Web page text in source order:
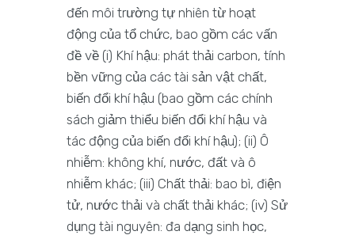
đến môi trường tự nhiên từ hoạt
động của tổ chức, bao gồm các vấn
đề về (i) Khí hậu: phát thải carbon, tính
bền vững của các tài sản vật chất,
biến đổi khí hậu (bao gồm các chính
sách giảm thiểu biến đổi khí hậu và
tác động của biến đổi khí hậu); (ii) Ô
nhiễm: không khí, nước, đất và ô
nhiễm khác; (iii) Chất thải: bao bì, điện
tử, nước thải và chất thải khác; (iv) Sử
dụng tài nguyên: đa dạng sinh học,